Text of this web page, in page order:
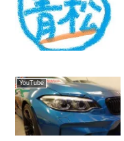
YouTube